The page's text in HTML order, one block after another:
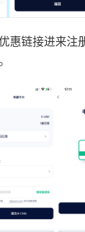
惠链接进来注